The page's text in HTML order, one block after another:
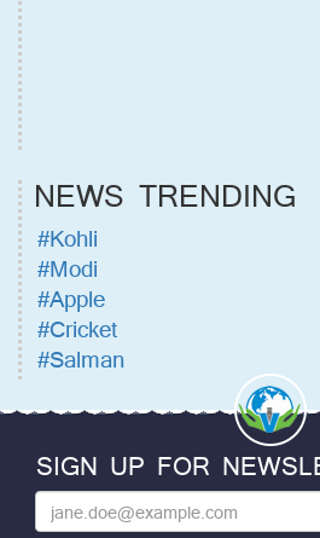
NEWS TRENDING
#Kohli
#Modi
#Apple
#Cricket
#Salman
SIGN UP FOR